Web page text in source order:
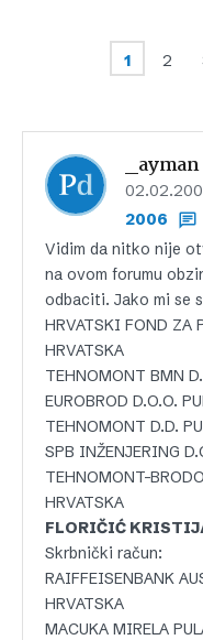
1 2
_ayman
2006
Vidim da nitko nije
na ovom forumu
odbaciti. Jako mi se
HRVATSKI FOND ZA
HRVATSKA
TEHNOMONT BMN
EUROBROD D.O.O.
TEHNOMONT D.D.
SPB INŽENJERING
TEHNOMONT-
HRVATSKA
FLORIČIĆ
Skrbnički račun:
RAIFFEISENBANK
HRVATSKA
MACUKA MIRELA